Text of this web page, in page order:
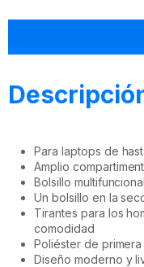
Para laptops de
Amplio
Bolsillo
Un bolsillo en la
Tirantes para los
comodidad
Poliéster de
Diseño moderno y